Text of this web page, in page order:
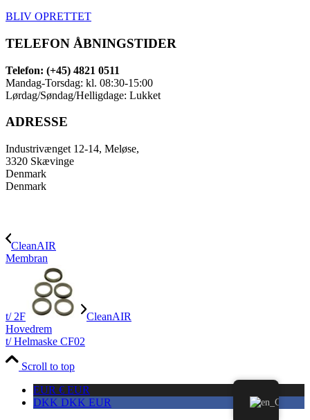
BLIV OPRETTET
TELEFON ÅBNINGSTIDER
Telefon: (+45) 4821 0511
Mandag-Torsdag: kl. 08:30-15:00
Lørdag/Søndag/Helligdage: Lukket
ADRESSE
Industrivænget 12-14, Meløse,
3320 Skævinge
Denmark
Denmark
CleanAIR
Membran
t/ 2F
CleanAIR
Hovedrem
t/ Helmaske CF02
Scroll to top
EUR € EUR
DKK DKK EUR